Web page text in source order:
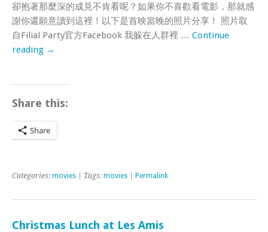
卻抱著那麼深的成見不肯看呢？如果你不喜歡看電影，那就感
謝你還願意讀到這裡！以下是首映當晚的照片分享！ 照片取
自Filial Party官方Facebook 我躲在人群裡 … Continue
reading →
Share this:
Share
Categories: movies | Tags: movies Permalink
Christmas Lunch at Les Amis